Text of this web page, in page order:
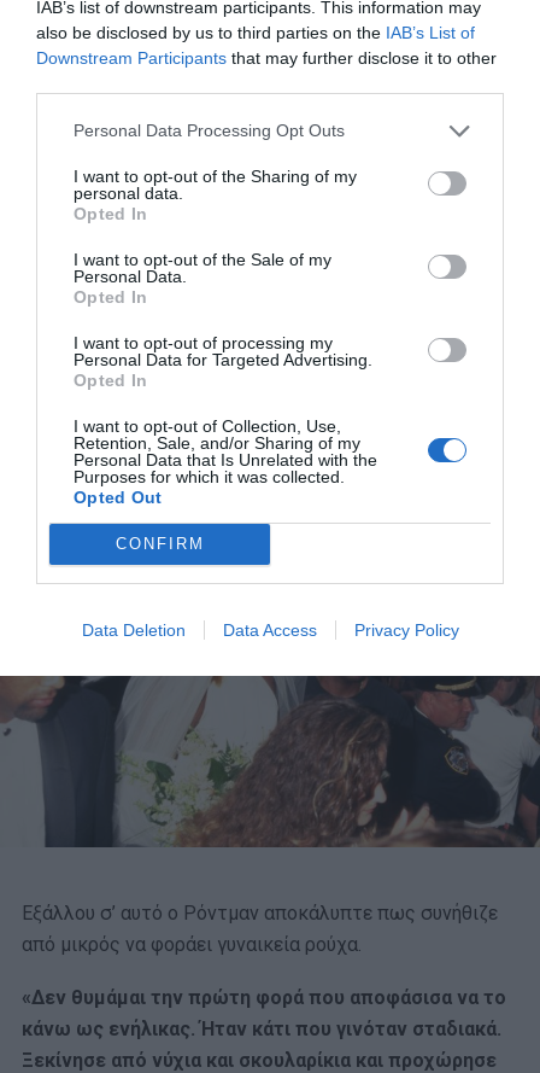
IAB’s list of downstream participants. This information may
also be disclosed by us to third parties on the IAB’s List of
Downstream Participants that may further disclose it to other
Personal Data Processing Opt Outs
I want to opt-out of the Sharing of my
personal data.
Opted In
I want to opt-out of the Sale of my
Personal Data.
Opted In
I want to opt-out of processing my
Personal Data for Targeted Advertising.
Opted In
I want to opt-out of Collection, Use,
Retention, Sale, and/or Sharing of my
Personal Data that Is Unrelated with the
Purposes for which it was collected.
Opted Out
CONFIRM
Data Deletion Data Access Privacy Policy
Όπως είναι εύλογο, η εικόνα του (με το λευκό φόρεμα,
το πέπλο, το μακιγιάζ και τη συνοδεία κοριτσιών που
media.
Το CNN έκανε απευθείας σύνδεση με το κεντρικό του
δελτίο για περισσότερη από μισή ώρα. Η είδηση
μεταδόθηκε και συζητήθηκε σε όλον τον κόσμο για
μέρες.
Ακόμα και… μινιατούρες με τον Ρόντμαν-νύφη βγήκαν
στο εμπόριο και ξεπούλησαν σε χρόνο ρεκόρ!
Και φυσικά το βιβλίο έγινε best seller, παραμένοντας
στην κορυφή των πωλήσεων για περισσότερους από
τέσσερις μήνες…
Εξάλλου σ’ αυτό ο Ρόντμαν αποκάλυπτε πως συνήθιζε
από μικρός να φοράει γυναικεία ρούχα.
«Δεν θυμάμαι την πρώτη φορά που αποφάσισα να το
κάνω ως ενήλικας. Ήταν κάτι που γινόταν σταδιακά.
Ξεκίνησε από νύχια και σκουλαρίκια και προχώρησε